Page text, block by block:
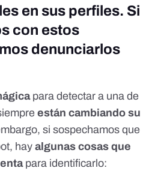
en sus perfiles. Si
con estos
denunciarlos
para detectar a una de
están cambiando su
si sospechamos que
hay algunas cosas que
para identificarlo: